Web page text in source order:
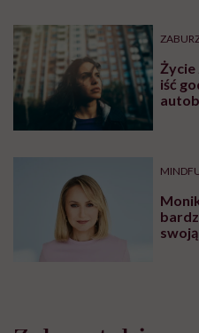
Życie
iść